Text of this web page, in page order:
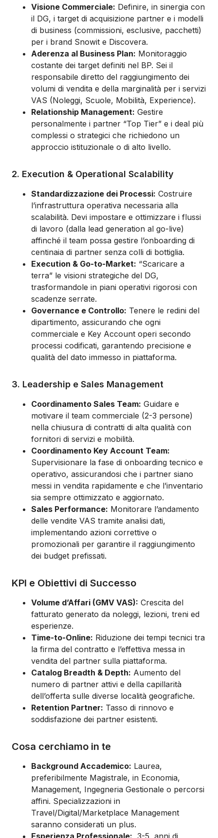
Visione Commerciale: Definire, in sinergia con
il DG, i target di acquisizione partner e i modelli
di business (commissioni, esclusive, pacchetti)
per i brand Snowit e Discovera.
Aderenza al Business Plan: Monitoraggio
costante dei target definiti nel BP. Sei il
responsabile diretto del raggiungimento dei
volumi di vendita e della marginalità per i servizi
VAS (Noleggi, Scuole, Mobilità, Experience).
Relationship Management: Gestire
personalmente i partner “Top Tier” e i deal più
complessi o strategici che richiedono un
approccio istituzionale o di alto livello.
2. Execution & Operational Scalability
Standardizzazione dei Processi: Costruire
l’infrastruttura operativa necessaria alla
scalabilità. Devi impostare e ottimizzare i flussi
di lavoro (dalla lead generation al go-live)
affinché il team possa gestire l’onboarding di
centinaia di partner senza colli di bottiglia.
Execution & Go-to-Market: “Scaricare a
terra” le visioni strategiche del DG,
trasformandole in piani operativi rigorosi con
scadenze serrate.
Governance e Controllo: Tenere le redini del
dipartimento, assicurando che ogni
commerciale e Key Account operi secondo
processi codificati, garantendo precisione e
qualità del dato immesso in piattaforma.
3. Leadership e Sales Management
Coordinamento Sales Team: Guidare e
motivare il team commerciale (2-3 persone)
nella chiusura di contratti di alta qualità con
fornitori di servizi e mobilità.
Coordinamento Key Account Team:
Supervisionare la fase di onboarding tecnico e
operativo, assicurandosi che i partner siano
messi in vendita rapidamente e che l’inventario
sia sempre ottimizzato e aggiornato.
Sales Performance: Monitorare l’andamento
delle vendite VAS tramite analisi dati,
implementando azioni correttive o
promozionali per garantire il raggiungimento
dei budget prefissati.
KPI e Obiettivi di Successo
Volume d’Affari (GMV VAS): Crescita del
fatturato generato da noleggi, lezioni, treni ed
esperienze.
Time-to-Online: Riduzione dei tempi tecnici tra
la firma del contratto e l’effettiva messa in
vendita del partner sulla piattaforma.
Catalog Breadth & Depth: Aumento del
numero di partner attivi e della capillarità
dell’offerta sulle diverse località geografiche.
Retention Partner: Tasso di rinnovo e
soddisfazione dei partner esistenti.
Cosa cerchiamo in te
Background Accademico: Laurea,
preferibilmente Magistrale, in Economia,
Management, Ingegneria Gestionale o percorsi
affini. Specializzazioni in
Travel/Digital/Marketplace Management
saranno considerati un plus.
Esperienza Professionale: 3-5 anni di